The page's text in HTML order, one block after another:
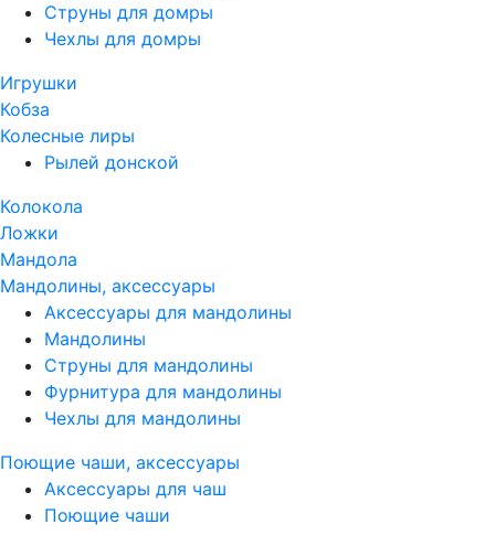
Струны для домры
Чехлы для домры
Игрушки
Кобза
Колесные лиры
Рылей донской
Колокола
Ложки
Мандола
Мандолины, аксессуары
Аксессуары для мандолины
Мандолины
Струны для мандолины
Фурнитура для мандолины
Чехлы для мандолины
Поющие чаши, аксессуары
Аксессуары для чаш
Поющие чаши